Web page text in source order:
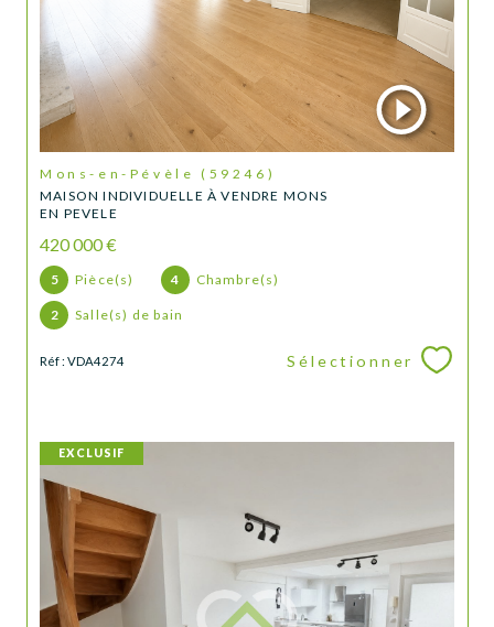
Mons-en-Pévèle (59246)
MAISON INDIVIDUELLE À VENDRE MONS
EN PEVELE
420 000 €
5 Pièce(s) 4 Chambre(s)
2 Salle(s) de bain
Réf : VDA4274 Sélectionner
EXCLUSIF